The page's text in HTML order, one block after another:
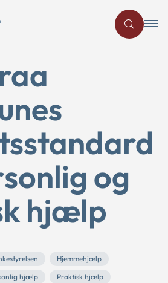
og
hjælp
Hjemmehjælp
hjælp
Praktisk hjælp